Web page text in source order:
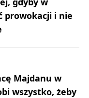
prowokacji i nie
Majdanu w
wszystko, żeby